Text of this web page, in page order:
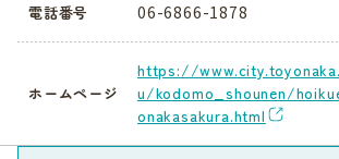
電話番号 06-6866-1878
ホームページ
https://
u/kodomo_shounen/
onakasakura.html